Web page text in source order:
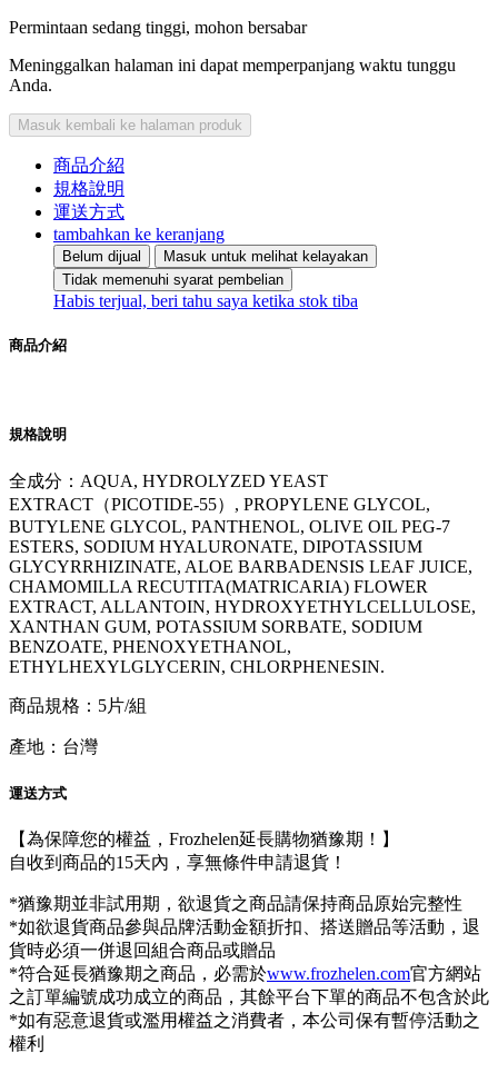
Permintaan sedang tinggi, mohon bersabar
Meninggalkan halaman ini dapat memperpanjang waktu tunggu
Anda.
Masuk kembali ke halaman produk
商品介紹
規格說明
運送方式
tambahkan ke keranjang
Belum dijual
Masuk untuk melihat kelayakan
Tidak memenuhi syarat pembelian
Habis terjual, beri tahu saya ketika stok tiba
商品介紹
規格說明
全成分：AQUA, HYDROLYZED YEAST
EXTRACT（PICOTIDE-55）, PROPYLENE GLYCOL,
BUTYLENE GLYCOL, PANTHENOL, OLIVE OIL PEG-7
ESTERS, SODIUM HYALURONATE, DIPOTASSIUM
GLYCYRRHIZINATE, ALOE BARBADENSIS LEAF JUICE,
CHAMOMILLA RECUTITA(MATRICARIA) FLOWER
EXTRACT, ALLANTOIN, HYDROXYETHYLCELLULOSE,
XANTHAN GUM, POTASSIUM SORBATE, SODIUM
BENZOATE, PHENOXYETHANOL,
ETHYLHEXYLGLYCERIN, CHLORPHENESIN.
商品規格：5片/組
產地：台灣
運送方式
【為保障您的權益，Frozhelen延長購物猶豫期！】
自收到商品的15天內，享無條件申請退貨！
*猶豫期並非試用期，欲退貨之商品請保持商品原始完整性
*如欲退貨商品參與品牌活動金額折扣、搭送贈品等活動，退
貨時必須一併退回組合商品或贈品
*符合延長猶豫期之商品，必需於www.frozhelen.com官方網站
之訂單編號成功成立的商品，其餘平台下單的商品不包含於此
*如有惡意退貨或濫用權益之消費者，本公司保有暫停活動之
權利